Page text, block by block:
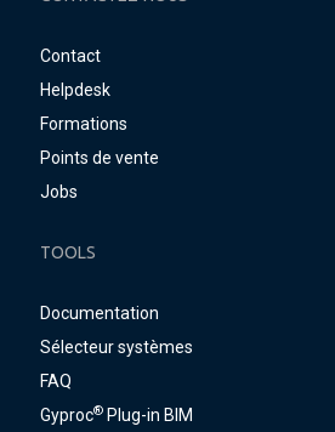
Contact
Helpdesk
Formations
Points de vente
Jobs
TOOLS
Documentation
Sélecteur systèmes
FAQ
Gyproc® Plug-in BIM